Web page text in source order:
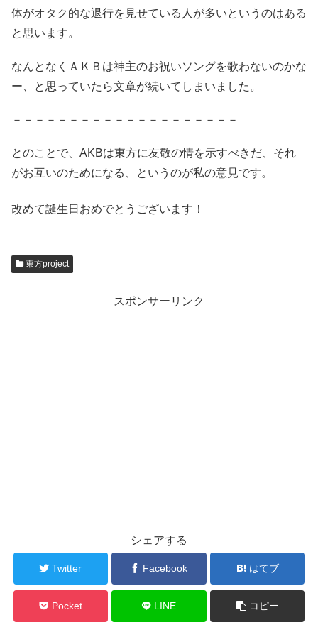
体がオタク的な退行を見せている人が多いというのはある
と思います。
なんとなくＡＫＢは神主のお祝いソングを歌わないのかな
ー、と思っていたら文章が続いてしまいました。
－－－－－－－－－－－－－－－－－－－－
とのことで、AKBは東方に友敬の情を示すべきだ、それ
がお互いのためになる、というのが私の意見です。
改めて誕生日おめでとうございます！
東方project
スポンサーリンク
シェアする
Twitter Facebook はてブ
Pocket LINE コピー